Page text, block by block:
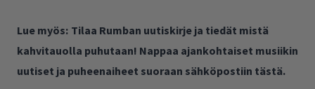
Lue myös: Tilaa Rumban uutiskirje ja tiedät mistä
kahvitauolla puhutaan! Nappaa ajankohtaiset musiikin
uutiset ja puheenaiheet suoraan sähköpostiin tästä.